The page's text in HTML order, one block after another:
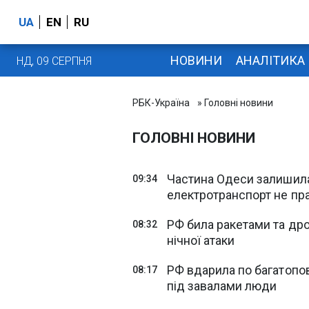
UA EN RU
НД, 09 СЕРПНЯ НОВИНИ АНАЛІТИКА
РБК-Україна » Головні новини
ГОЛОВНІ НОВИНИ
09:34
Частина Одеси
електротранспорт не
08:32
РФ била ракетами та
нічної атаки
08:17
РФ вдарила по
під завалами люди